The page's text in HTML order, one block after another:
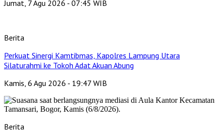
Jumat, 7 Agu 2026 - 07:45 WIB
Berita
Perkuat Sinergi Kamtibmas, Kapolres Lampung Utara
Silaturahmi ke Tokoh Adat Akuan Abung
Kamis, 6 Agu 2026 - 19:47 WIB
Berita